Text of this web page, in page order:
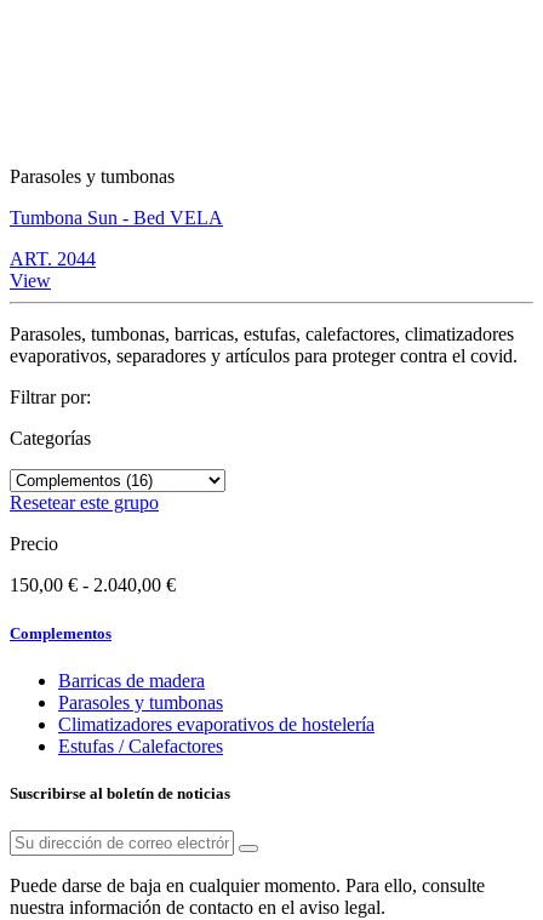
Parasoles y tumbonas
Tumbona Sun - Bed VELA
ART. 2044
View
Parasoles, tumbonas, barricas, estufas, calefactores, climatizadores
evaporativos, separadores y artículos para proteger contra el covid.
Filtrar por:
Categorías
Resetear este grupo
Precio
150,00 € - 2.040,00 €
Complementos
Barricas de madera
Parasoles y tumbonas
Climatizadores evaporativos de hostelería
Estufas / Calefactores
Suscribirse al boletín de noticias
Puede darse de baja en cualquier momento. Para ello, consulte
nuestra información de contacto en el aviso legal.